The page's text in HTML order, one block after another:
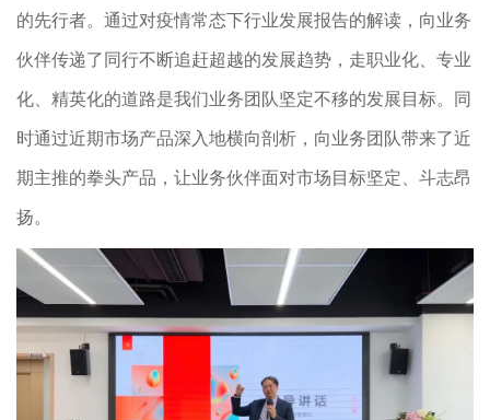
的先行者。通过对疫情常态下行业发展报告的解读，向业务
伙伴传递了同行不断追赶超越的发展趋势，走职业化、专业
化、精英化的道路是我们业务团队坚定不移的发展目标。同
时通过近期市场产品深入地横向剖析，向业务团队带来了近
期主推的拳头产品，让业务伙伴面对市场目标坚定、斗志昂
扬。